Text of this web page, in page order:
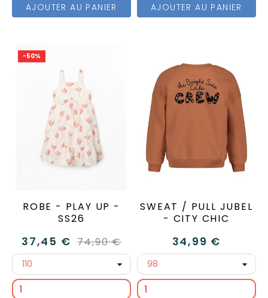
AJOUTER AU PANIER AJOUTER AU PANIER
-50%
ROBE - PLAY UP -
SS26
37,45 € 74,90 €
SWEAT / PULL JUBEL
- CITY CHIC
34,99 €